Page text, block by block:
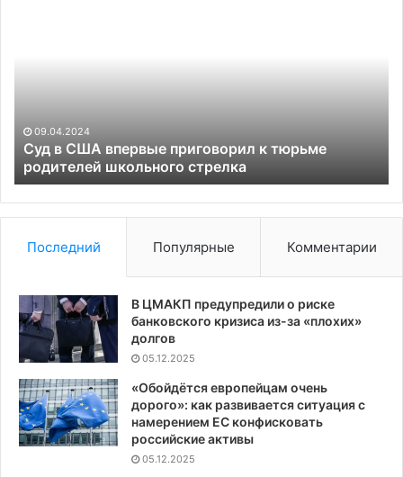
родителей
школьного
стрелка
09.04.2024
Суд в США впервые приговорил к тюрьме
родителей школьного стрелка
Последний Популярные Комментарии
В ЦМАКП предупредили о риске
банковского кризиса из-за «плохих»
долгов
05.12.2025
«Обойдётся европейцам очень
дорого»: как развивается ситуация с
намерением ЕС конфисковать
российские активы
05.12.2025